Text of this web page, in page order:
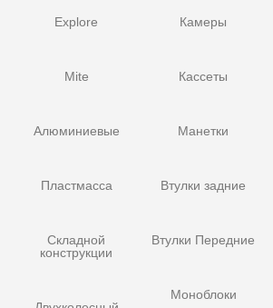
Explore
Mite
Алюминиевые
Пластмасса
Складной
конструкции
Камеры
Кассеты
Манетки
Втулки задние
Втулки Передние
Моноблоки